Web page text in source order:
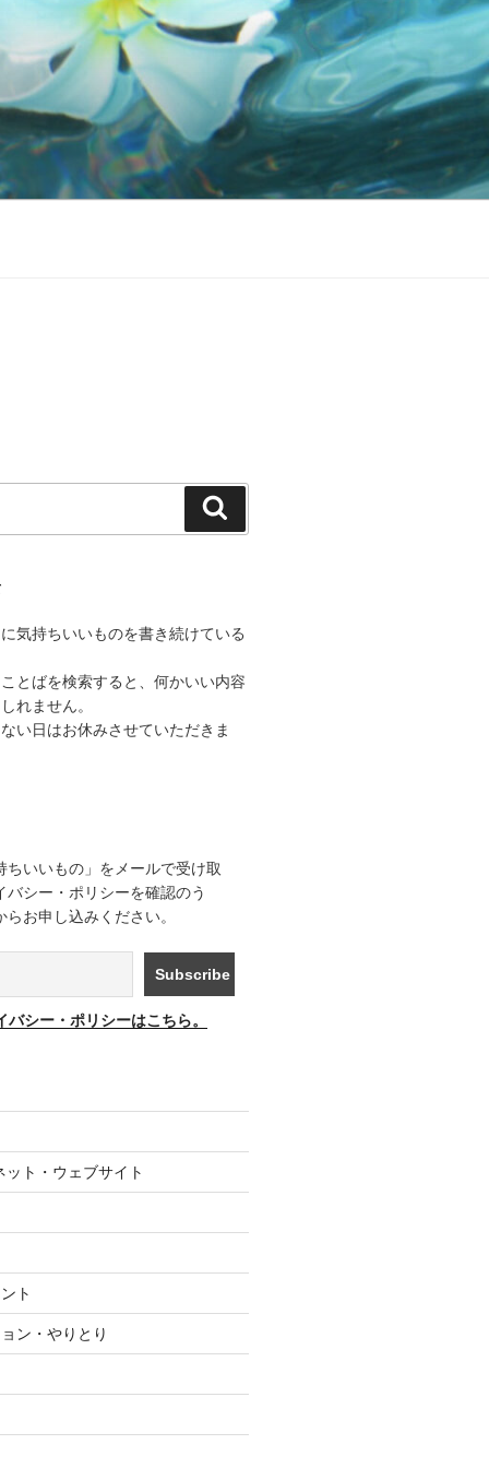
索
気持ちいいものを書き続けている
とばを検索すると、何かいい内容
れません。
い日はお休みさせていただきま
いいもの」をメールで受け取
バシー・ポリシーを確認のう
お申し込みください。
バシー・ポリシーはこちら。
ト・ウェブサイト
ト
ン・やりとり